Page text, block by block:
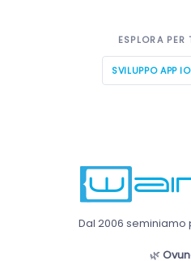
ESPLORA
SVILUPPO APP
Dal 2006
🌿